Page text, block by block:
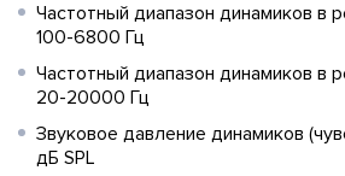
Частотный диапазон динамиков в
100-6800 Гц
Частотный диапазон динамиков в
20-20000 Гц
Звуковое давление динамиков
дБ SPL